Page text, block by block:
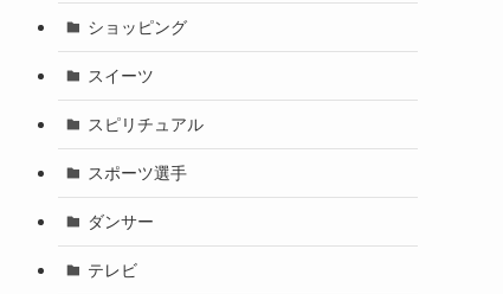
ショッピング
スイーツ
スピリチュアル
スポーツ選手
ダンサー
テレビ